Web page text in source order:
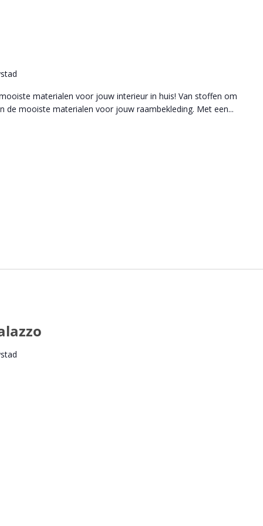
materialen voor jouw interieur in huis! Van stoffen om
de mooiste materialen voor jouw raambekleding. Met een...